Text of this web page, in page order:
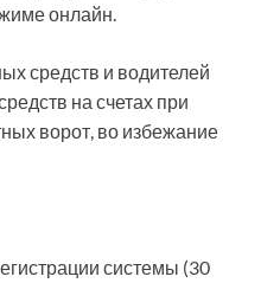
онлайн.
средств и водителей
на счетах при
ворот, во избежание
системы (30